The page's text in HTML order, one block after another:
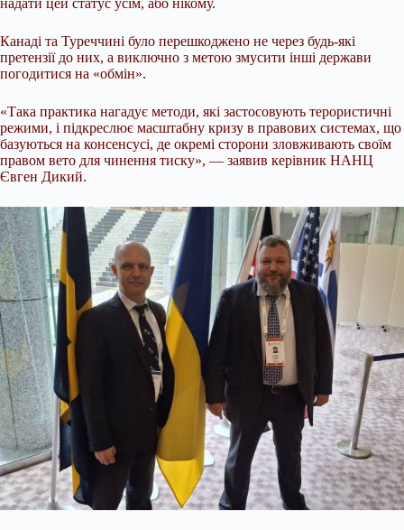
Канаді та Туреччині було перешкоджено не через будь-які
претензії до них, а виключно з метою змусити інші держави
погодитися на «обмін».
«Така практика нагадує методи, які застосовують терористичні
режими, і підкреслює масштабну кризу в правових системах, що
базуються на консенсусі, де окремі сторони зловживають своїм
правом вето для чинення тиску», — заявив керівник НАНЦ
Євген Дикий.